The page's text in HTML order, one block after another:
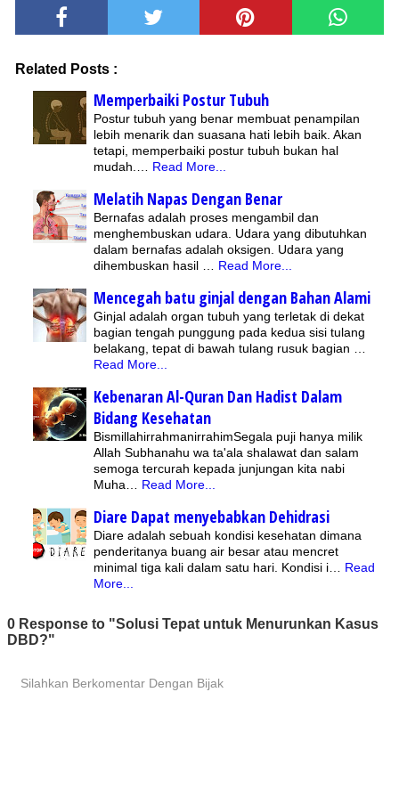
Related Posts :
Memperbaiki Postur Tubuh
Postur tubuh yang benar membuat penampilan
lebih menarik dan suasana hati lebih baik. Akan
tetapi, memperbaiki postur tubuh bukan hal
mudah.… Read More...
Melatih Napas Dengan Benar
Bernafas adalah proses mengambil dan
menghembuskan udara. Udara yang dibutuhkan
dalam bernafas adalah oksigen. Udara yang
dihembuskan hasil … Read More...
Mencegah batu ginjal dengan Bahan Alami
Ginjal adalah organ tubuh yang terletak di dekat
bagian tengah punggung pada kedua sisi tulang
belakang, tepat di bawah tulang rusuk bagian …
Read More...
Kebenaran Al-Quran Dan Hadist Dalam
Bidang Kesehatan
BismillahirrahmanirrahimSegala puji hanya milik
Allah Subhanahu wa ta'ala shalawat dan salam
semoga tercurah kepada junjungan kita nabi
Muha… Read More...
Diare Dapat menyebabkan Dehidrasi
Diare adalah sebuah kondisi kesehatan dimana
penderitanya buang air besar atau mencret
minimal tiga kali dalam satu hari. Kondisi i… Read
More...
0 Response to "Solusi Tepat untuk Menurunkan Kasus
DBD?"
Silahkan Berkomentar Dengan Bijak